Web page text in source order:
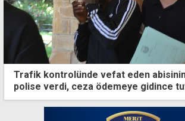
Trafik kontrolünde vefat eden
polise verdi, ceza ödemeye gidince